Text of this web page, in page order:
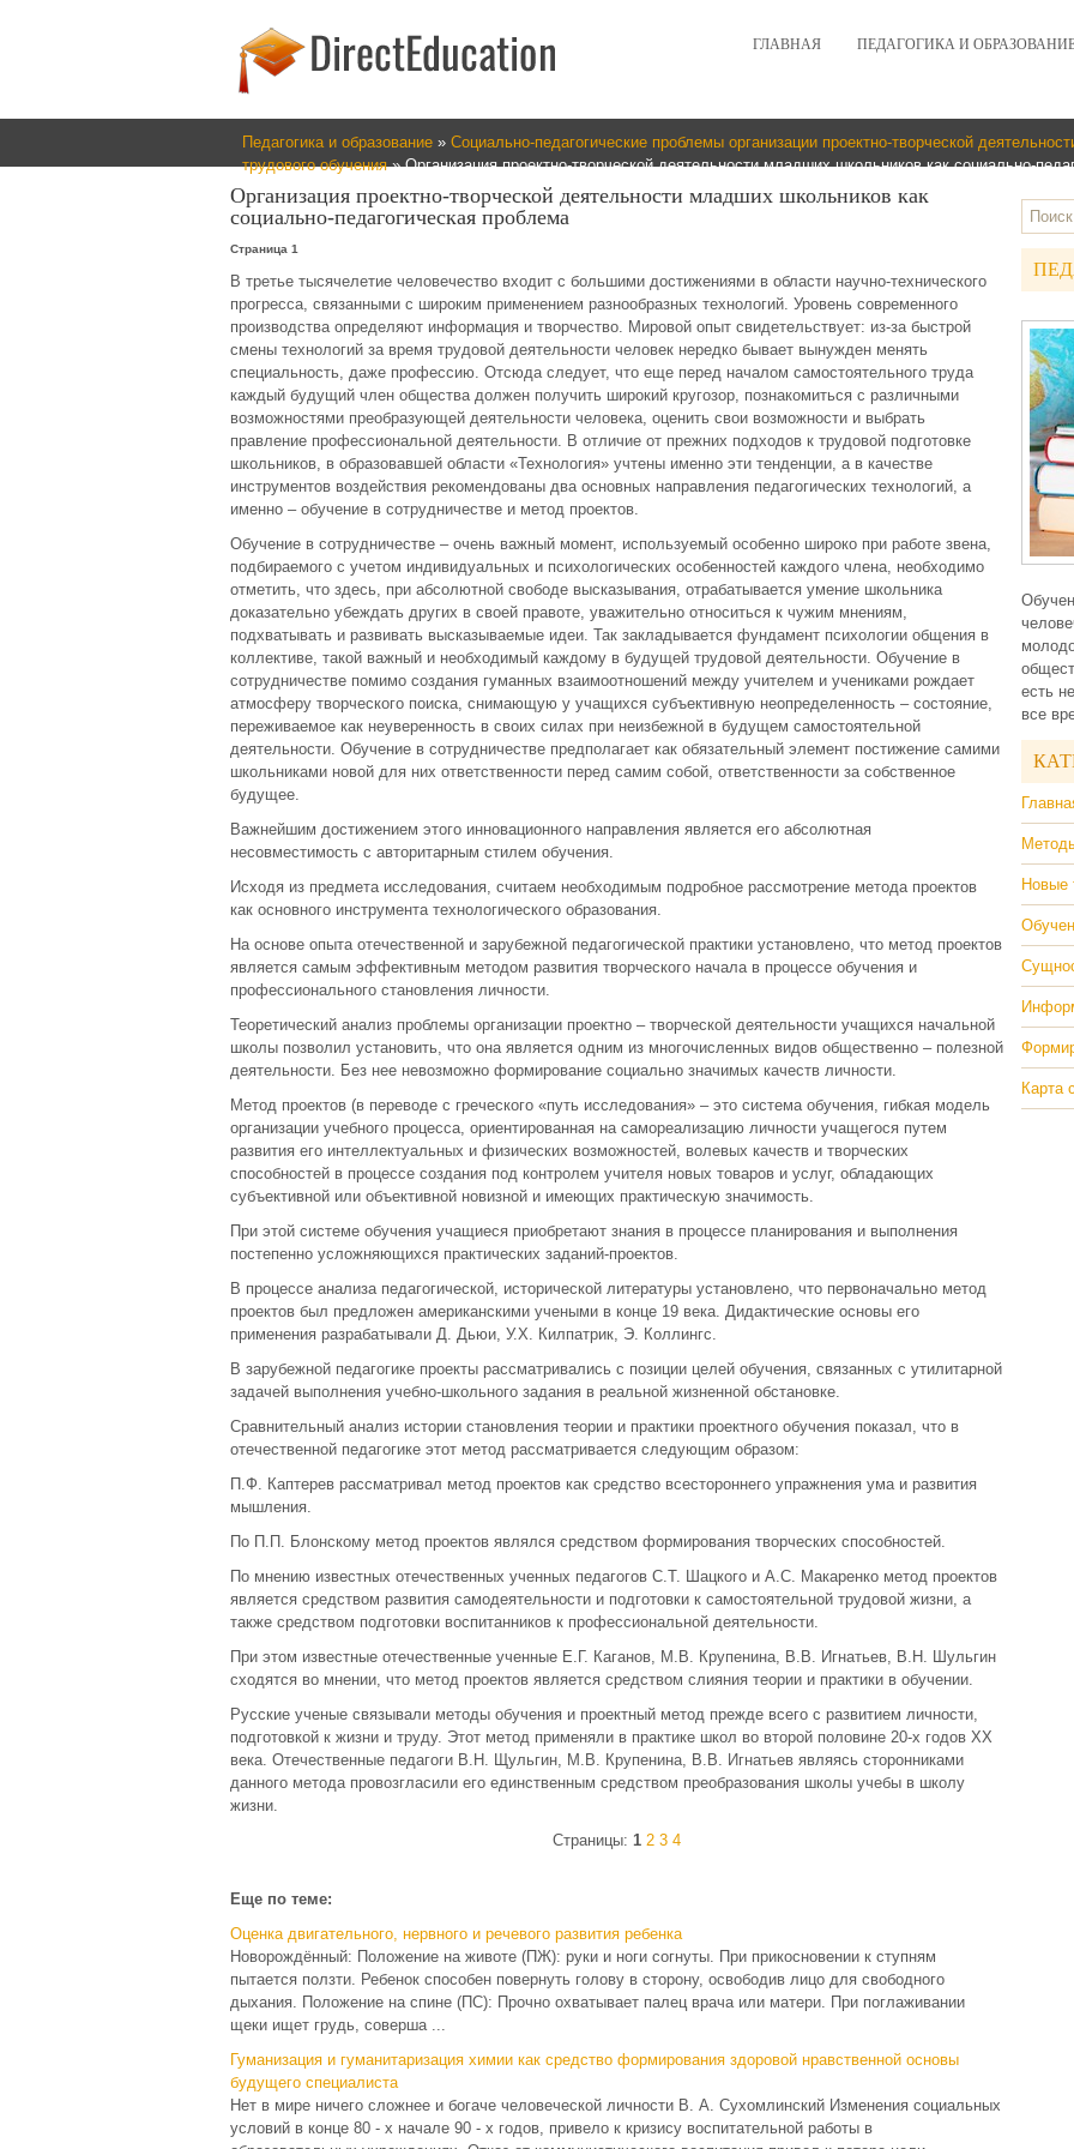
ГЛАВНАЯ ПЕДАГОГИКА И
Педагогика и образование » Социально-педагогические проблемы организации проектно-творческой
трудового обучения» Организация проектно-творческой деятельности младших школьников как социально-
Организация проектно-творческой деятельности младших школьников как
социально-педагогическая проблема
Страница 1
В третье тысячелетие человечество входит с большими достижениями в области научно-технического
прогресса, связанными с широким применением разнообразных технологий. Уровень современного
производства определяют информация и творчество. Мировой опыт свидетельствует: из-за быстрой
смены технологий за время трудовой деятельности человек нередко бывает вынужден менять
специальность, даже профессию. Отсюда следует, что еще перед началом самостоятельного труда
каждый будущий член общества должен получить широкий кругозор, познакомиться с различными
возможностями преобразующей деятельности человека, оценить свои возможности и выбрать
правление профессиональной деятельности. В отличие от прежних подходов к трудовой подготовке
школьников, в образовавшей области «Технология» учтены именно эти тенденции, а в качестве
инструментов воздействия рекомендованы два основных направления педагогических технологий, а
именно – обучение в сотрудничестве и метод проектов.
Обучение в сотрудничестве – очень важный момент, используемый особенно широко при работе звена,
подбираемого с учетом индивидуальных и психологических особенностей каждого члена, необходимо
отметить, что здесь, при абсолютной свободе высказывания, отрабатывается умение школьника
доказательно убеждать других в своей правоте, уважительно относиться к чужим мнениям,
подхватывать и развивать высказываемые идеи. Так закладывается фундамент психологии общения в
коллективе, такой важный и необходимый каждому в будущей трудовой деятельности. Обучение в
сотрудничестве помимо создания гуманных взаимоотношений между учителем и учениками рождает
атмосферу творческого поиска, снимающую у учащихся субъективную неопределенность – состояние,
переживаемое как неуверенность в своих силах при неизбежной в будущем самостоятельной
деятельности. Обучение в сотрудничестве предполагает как обязательный элемент постижение самими
школьниками новой для них ответственности перед самим собой, ответственности за собственное
будущее.
Важнейшим достижением этого инновационного направления является его абсолютная
несовместимость с авторитарным стилем обучения.
Исходя из предмета исследования, считаем необходимым подробное рассмотрение метода проектов
как основного инструмента технологического образования.
На основе опыта отечественной и зарубежной педагогической практики установлено, что метод проектов
является самым эффективным методом развития творческого начала в процессе обучения и
профессионального становления личности.
Теоретический анализ проблемы организации проектно – творческой деятельности учащихся начальной
школы позволил установить, что она является одним из многочисленных видов общественно – полезной
деятельности. Без нее невозможно формирование социально значимых качеств личности.
Метод проектов (в переводе с греческого «путь исследования» – это система обучения, гибкая модель
организации учебного процесса, ориентированная на самореализацию личности учащегося путем
развития его интеллектуальных и физических возможностей, волевых качеств и творческих
способностей в процессе создания под контролем учителя новых товаров и услуг, обладающих
субъективной или объективной новизной и имеющих практическую значимость.
При этой системе обучения учащиеся приобретают знания в процессе планирования и выполнения
постепенно усложняющихся практических заданий-проектов.
В процессе анализа педагогической, исторической литературы установлено, что первоначально метод
проектов был предложен американскими учеными в конце 19 века. Дидактические основы его
применения разрабатывали Д. Дьюи, У.Х. Килпатрик, Э. Коллингс.
В зарубежной педагогике проекты рассматривались с позиции целей обучения, связанных с утилитарной
задачей выполнения учебно-школьного задания в реальной жизненной обстановке.
Сравнительный анализ истории становления теории и практики проектного обучения показал, что в
отечественной педагогике этот метод рассматривается следующим образом:
П.Ф. Каптерев рассматривал метод проектов как средство всестороннего упражнения ума и развития
мышления.
По П.П. Блонскому метод проектов являлся средством формирования творческих способностей.
По мнению известных отечественных ученных педагогов С.Т. Шацкого и А.С. Макаренко метод проектов
является средством развития самодеятельности и подготовки к самостоятельной трудовой жизни, а
также средством подготовки воспитанников к профессиональной деятельности.
При этом известные отечественные ученные Е.Г. Каганов, М.В. Крупенина, В.В. Игнатьев, В.Н. Шульгин
сходятся во мнении, что метод проектов является средством слияния теории и практики в обучении.
Русские ученые связывали методы обучения и проектный метод прежде всего с развитием личности,
подготовкой к жизни и труду. Этот метод применяли в практике школ во второй половине 20-х годов XX
века. Отечественные педагоги В.Н. Щульгин, М.В. Крупенина, В.В. Игнатьев являясь сторонниками
данного метода провозгласили его единственным средством преобразования школы учебы в школу
жизни.
Страницы: 1 2 3 4
Еще по теме:
Оценка двигательного, нервного и речевого развития ребенка
Новорождённый: Положение на животе (ПЖ): руки и ноги согнуты. При прикосновении к ступням
пытается ползти. Ребенок способен повернуть голову в сторону, освободив лицо для свободного
дыхания. Положение на спине (ПС): Прочно охватывает палец врача или матери. При поглаживании
щеки ищет грудь, соверша ...
Гуманизация и гуманитаризация химии как средство формирования здоровой нравственной основы
будущего специалиста
Нет в мире ничего сложнее и богаче человеческой личности В. А. Сухомлинский Изменения социальных
условий в конце 80 - х начале 90 - х годов, привело к кризису воспитательной работы в
есть
все
Новые
Карта